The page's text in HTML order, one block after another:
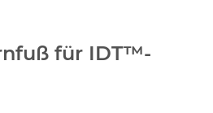
für IDT™-